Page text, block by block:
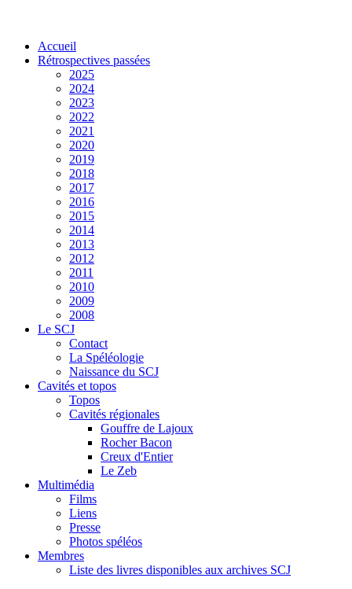
Accueil
Rétrospectives passées
2025
2024
2023
2022
2021
2020
2019
2018
2017
2016
2015
2014
2013
2012
2011
2010
2009
2008
Le SCJ
Contact
La Spéléologie
Naissance du SCJ
Cavités et topos
Topos
Cavités régionales
Gouffre de Lajoux
Rocher Bacon
Creux d'Entier
Le Zeb
Multimédia
Films
Liens
Presse
Photos spéléos
Membres
Liste des livres disponibles aux archives SCJ